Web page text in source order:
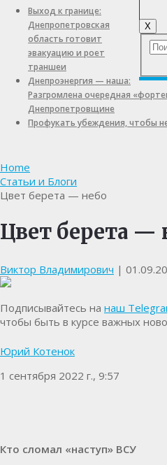
X
Выход к границе:
Днепропетровская
область готовит
эвакуацию и роет
траншеи
Днепроэнергия — наша:
Разгромлена очередная
Днепропетровщине
Профукать убеждения, чтобы
Home
Статьи и Блоги
Цвет берета — небо
Цвет берета —
Виктор Владимирович |
Подписывайтесь на наш
чтобы быть в курсе важных
Юрий Котенок
1 сентября 2022 г., 9:57
Кто сломал «наступ» ВСУ